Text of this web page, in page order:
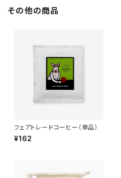
その他の商品
フェアトレードコーヒー（単品）
¥162